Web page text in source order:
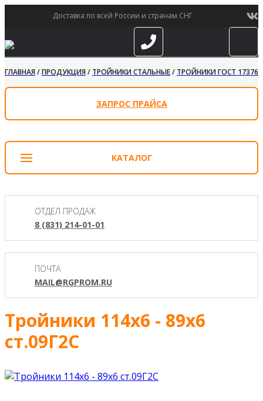
Доставка по всей России и странам СНГ
ГЛАВНАЯ/ПРОДУКЦИЯ/ ТРОЙНИКИ СТАЛЬНЫЕ/ ТРОЙНИКИ ГОСТ
ЗАПРОС ПРАЙСА
КАТАЛОГ
ОТДЕЛ ПРОДАЖ
8 (831) 214-01-01
ПОЧТА
MAIL@RGPROM.RU
Тройники 114х6 - 89х6
ст.09Г2С